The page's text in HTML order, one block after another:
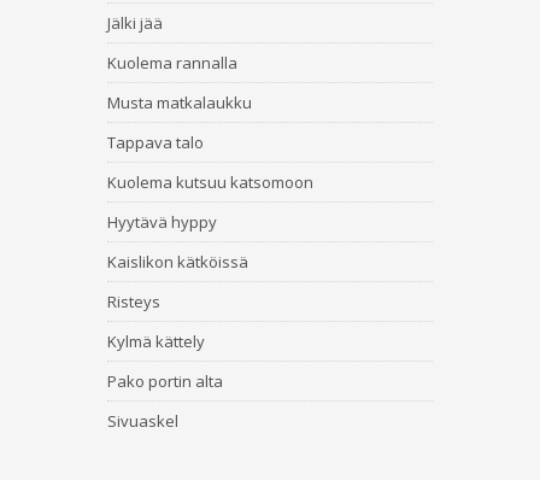
Jälki jää
Kuolema rannalla
Musta matkalaukku
Tappava talo
Kuolema kutsuu katsomoon
Hyytävä hyppy
Kaislikon kätköissä
Risteys
Kylmä kättely
Pako portin alta
Sivuaskel